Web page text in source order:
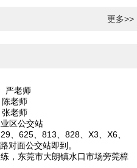
更多>>
严老师
老师
老师
区公交站
、625、813、828、X3、X6、
对面公交站即到。
，东莞市大朗镇水口市场旁莞樟